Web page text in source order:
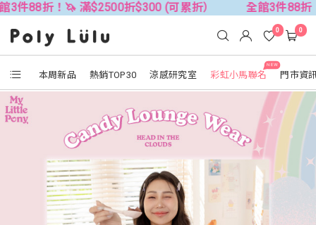
滿$2500折$300 (可累折） 全館3件88折！🦄 滿
本周新品 熱銷TOP30 涼感研究室
NEW
彩虹小馬聯名 門市資
0 0